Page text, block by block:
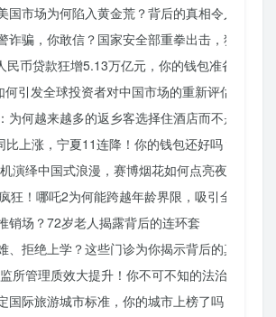
国市场为何陷入黄金荒？背后的真相令人
诈骗，你敢信？国家安全部重拳出击，犯罪团
民币贷款狂增5.13万亿元，你的钱包准备好了吗
引发全球投资者对中国市场的重新评估？
为何越来越多的返乡客选择住酒店而不是家里？
上涨，宁夏11连降！你的钱包还好吗？
演绎中国式浪漫，赛博烟花如何点亮夜空？
狂！哪吒2为何能跨越年龄界限，吸引全民观影
销场？72岁老人揭露背后的连环套
、拒绝上学？这些门诊为你揭示背后的真相
所管理质效大提升！你不可不知的法治文明新
国际旅游城市标准，你的城市上榜了吗？